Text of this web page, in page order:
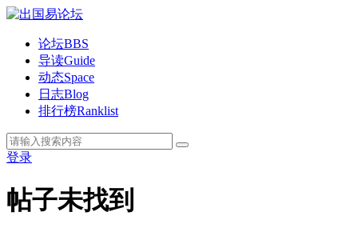
论坛BBS
导读Guide
动态Space
日志Blog
排行榜Ranklist
登录
帖子未找到